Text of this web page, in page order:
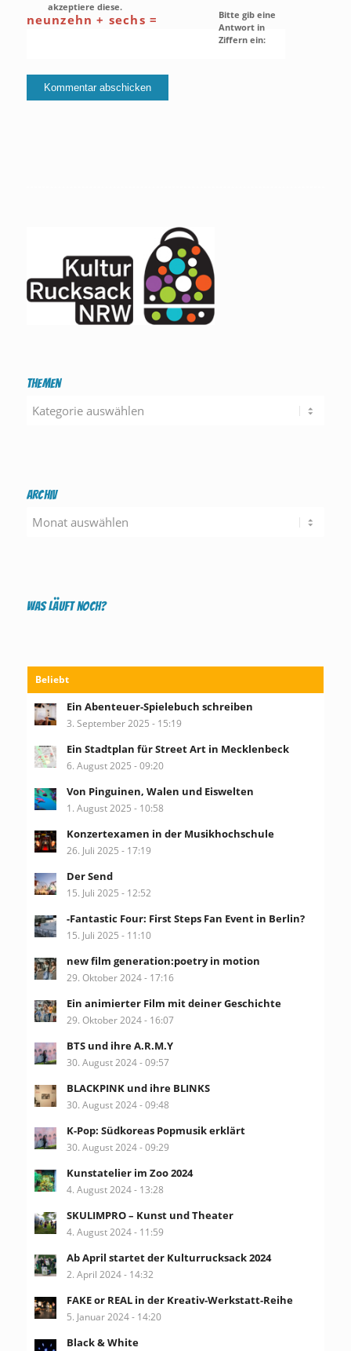
akzeptiere diese.
Bitte gib eine
Antwort in
Ziffern ein:
neunzehn + sechs =
Themen
Themen
Archiv
Was läuft noch?
Beliebt
Ein Abenteuer-Spielebuch schreiben
3. September 2025 - 15:19
Ein Stadtplan für Street Art in Mecklenbeck
6. August 2025 - 09:20
Von Pinguinen, Walen und Eiswelten
1. August 2025 - 10:58
Konzertexamen in der Musikhochschule
26. Juli 2025 - 17:19
Der Send
15. Juli 2025 - 12:52
-Fantastic Four: First Steps Fan Event in Berlin?
15. Juli 2025 - 11:10
new film generation:poetry in motion
29. Oktober 2024 - 17:16
Ein animierter Film mit deiner Geschichte
29. Oktober 2024 - 16:07
BTS und ihre A.R.M.Y
30. August 2024 - 09:57
BLACKPINK und ihre BLINKS
30. August 2024 - 09:48
K-Pop: Südkoreas Popmusik erklärt
30. August 2024 - 09:29
Kunstatelier im Zoo 2024
4. August 2024 - 13:28
SKULIMPRO – Kunst und Theater
4. August 2024 - 11:59
Ab April startet der Kulturrucksack 2024
2. April 2024 - 14:32
FAKE or REAL in der Kreativ-Werkstatt-Reihe
5. Januar 2024 - 14:20
Black & White